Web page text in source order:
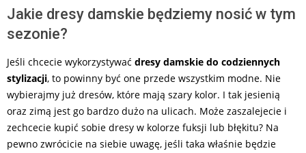
Jakie dresy damskie będziemy nosić w tym
sezonie?
Jeśli chcecie wykorzystywać dresy damskie do codziennych
stylizacji, to powinny być one przede wszystkim modne. Nie
wybierajmy już dresów, które mają szary kolor. I tak jesienią
oraz zimą jest go bardzo dużo na ulicach. Może zaszalejecie i
zechcecie kupić sobie dresy w kolorze fuksji lub błękitu? Na
pewno zwrócicie na siebie uwagę, jeśli taka właśnie będzie